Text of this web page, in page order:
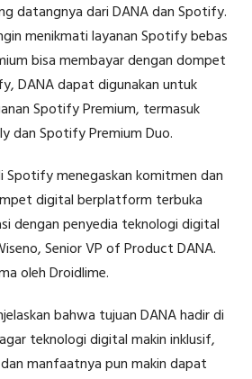
datangnya dari DANA dan Spotify.
menikmati layanan Spotify bebas
bisa membayar dengan dompet
DANA dapat digunakan untuk
Spotify Premium, termasuk
dan Spotify Premium Duo.
Spotify menegaskan komitmen dan
digital berplatform terbuka
dengan penyedia teknologi digital
Senior VP of Product DANA.
oleh Droidlime.
bahwa tujuan DANA hadir di
teknologi digital makin inklusif,
manfaatnya pun makin dapat